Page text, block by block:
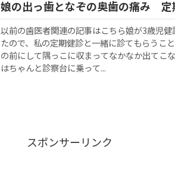
娘の出っ歯となぞの奥歯の痛み 定
以前の歯医者関連の記事はこちら娘が3歳児
たので、私の定期健診と一緒に診てもらうこ
の前にして隅っこに収まってなかなか出てこ
はちゃんと診察台に乗って...
スポンサーリンク